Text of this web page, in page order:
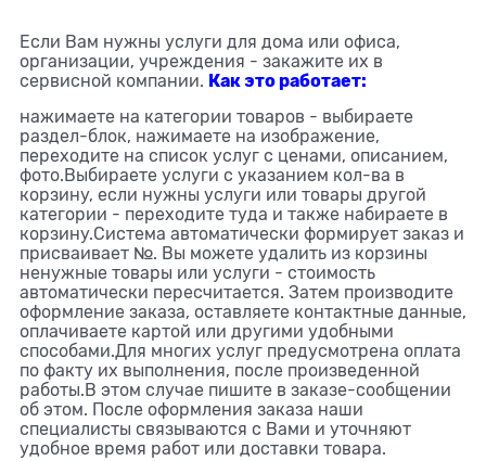
Если Вам нужны услуги для дома или офиса,
организации, учреждения - закажите их в
сервисной компании. Как это работает:
нажимаете на категории товаров - выбираете
раздел-блок, нажимаете на изображение,
переходите на список услуг с ценами, описанием,
фото.Выбираете услуги с указанием кол-ва в
корзину, если нужны услуги или товары другой
категории - переходите туда и также набираете в
корзину.Система автоматически формирует заказ и
присваивает №. Вы можете удалить из корзины
ненужные товары или услуги - стоимость
автоматически пересчитается. Затем производите
оформление заказа, оставляете контактные данные,
оплачиваете картой или другими удобными
способами.Для многих услуг предусмотрена оплата
по факту их выполнения, после произведенной
работы.В этом случае пишите в заказе-сообщении
об этом. После оформления заказа наши
специалисты связываются с Вами и уточняют
удобное время работ или доставки товара.